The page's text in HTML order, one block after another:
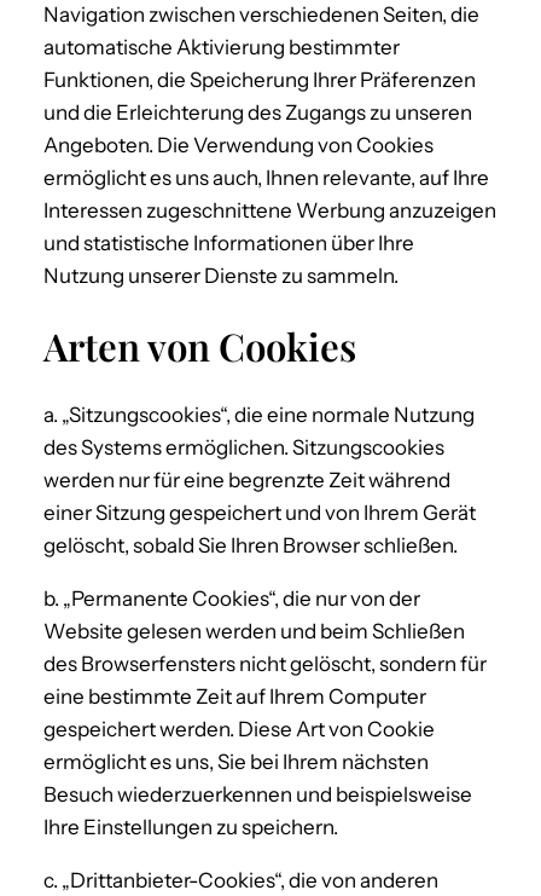
Navigation zwischen verschiedenen Seiten, die
automatische Aktivierung bestimmter
Funktionen, die Speicherung Ihrer Präferenzen
und die Erleichterung des Zugangs zu unseren
Angeboten. Die Verwendung von Cookies
ermöglicht es uns auch, Ihnen relevante, auf Ihre
Interessen zugeschnittene Werbung anzuzeigen
und statistische Informationen über Ihre
Nutzung unserer Dienste zu sammeln.
Arten von Cookies
a. „Sitzungscookies“, die eine normale Nutzung
des Systems ermöglichen. Sitzungscookies
werden nur für eine begrenzte Zeit während
einer Sitzung gespeichert und von Ihrem Gerät
gelöscht, sobald Sie Ihren Browser schließen.
b. „Permanente Cookies“, die nur von der
Website gelesen werden und beim Schließen
des Browserfensters nicht gelöscht, sondern für
eine bestimmte Zeit auf Ihrem Computer
gespeichert werden. Diese Art von Cookie
ermöglicht es uns, Sie bei Ihrem nächsten
Besuch wiederzuerkennen und beispielsweise
Ihre Einstellungen zu speichern.
c. „Drittanbieter-Cookies“, die von anderen